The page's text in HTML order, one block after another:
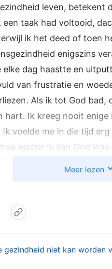
leven,
een taak had voltooid,
ik het deed of toen
enigszins
elke dag haastte en
van frustratie en
Als ik tot God
hart. Ik kreeg nooit
voelde me in die tijd
verder ik van God
boven informeerde
besteed. Hij ontdekte
met mijn
Meer lezen
niet kan worden